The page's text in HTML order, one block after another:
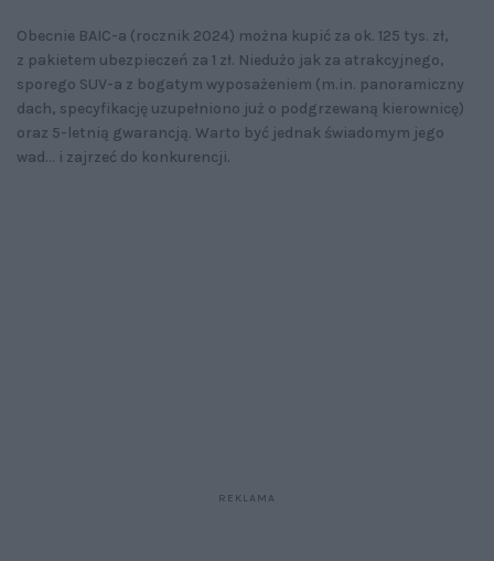
Obecnie BAIC-a (rocznik 2024) można kupić za ok. 125 tys. zł,
z pakietem ubezpieczeń za 1 zł. Niedużo jak za atrakcyjnego,
sporego SUV-a z bogatym wyposażeniem (m.in. panoramiczny
dach, specyfikację uzupełniono już o podgrzewaną kierownicę)
oraz 5-letnią gwarancją. Warto być jednak świadomym jego
wad... i zajrzeć do konkurencji.